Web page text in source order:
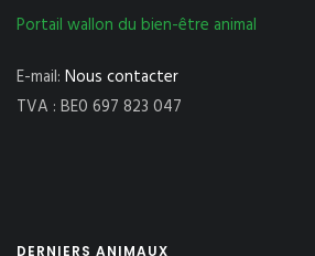
Portail wallon du bien-être animal
E-mail: Nous contacter
TVA : BE0 697 823 047
DERNIERS ANIMAUX